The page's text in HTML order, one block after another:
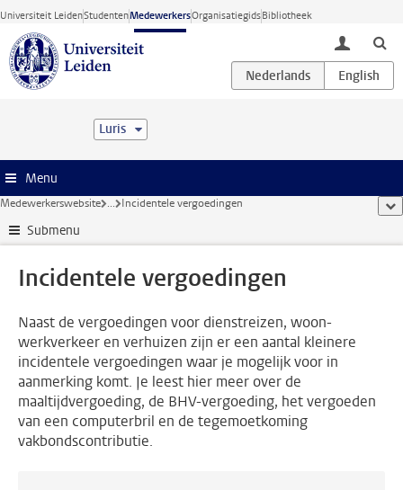
Ga direct naar de inhoud
Universiteit LeidenStudentenMedewerkersOrganisatiegidsBibliotheek
toggle
Luris
Menu
Medewerkerswebsite ... Incidentele vergoedingen
Submenu
Incidentele vergoedingen
Naast de vergoedingen voor dienstreizen, woon-
werkverkeer en verhuizen zijn er een aantal kleinere
incidentele vergoedingen waar je mogelijk voor in
aanmerking komt. Je leest hier meer over de
maaltijdvergoeding, de BHV-vergoeding, het vergoeden
van een computerbril en de tegemoetkoming
vakbondscontributie.